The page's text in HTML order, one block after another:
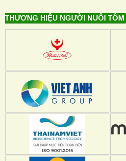
THƯƠNG HIỆU NGƯỜI NUÔI TÔM